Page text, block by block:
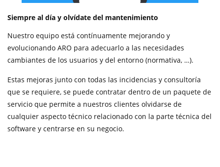
Siempre al día y olvídate del mantenimiento
Nuestro equipo está contínuamente mejorando y
evolucionando ARO para adecuarlo a las necesidades
cambiantes de los usuarios y del entorno (normativa, …).
Estas mejoras junto con todas las incidencias y consultoría
que se requiere, se puede contratar dentro de un paquete de
servicio que permite a nuestros clientes olvidarse de
cualquier aspecto técnico relacionado con la parte técnica del
software y centrarse en su negocio.